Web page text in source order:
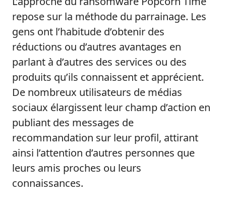
repose sur la méthode du parrainage. Les
gens ont l’habitude d’obtenir des
réductions ou d’autres avantages en
parlant à d’autres des services ou des
produits qu’ils connaissent et apprécient.
De nombreux utilisateurs de médias
sociaux élargissent leur champ d’action en
publiant des messages de
recommandation sur leur profil, attirant
ainsi l’attention d’autres personnes que
leurs amis proches ou leurs
connaissances.